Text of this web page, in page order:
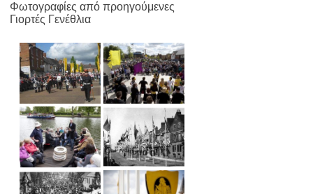
Φωτογραφίες από προηγούμενες
Γιορτές Γενέθλια